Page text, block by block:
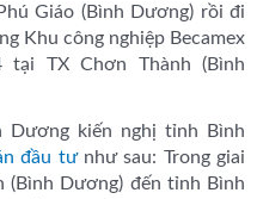
Giáo (Bình Dương) rồi đi
Khu công nghiệp Becamex
TX Chơn Thành (Bình
kiến nghị tỉnh Bình
đầu tưnhư sau: Trong giai
(Bình Dương) đến tỉnh Bình